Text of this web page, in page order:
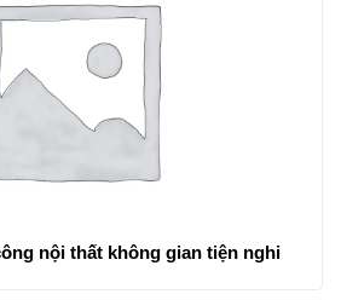
nội thất không gian tiện nghi